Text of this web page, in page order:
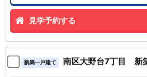
見学予約する
新築一戸建て 南区大野台7丁目 新